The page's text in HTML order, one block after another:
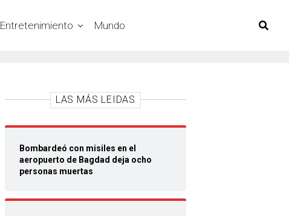
Entretenimiento Mundo
LAS MÁS LEIDAS
Bombardeó con misiles en el
aeropuerto de Bagdad deja ocho
personas muertas